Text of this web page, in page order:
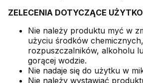
ZELECENIA DOTYCZĄCE
Nie należy produktu myć w
użyciu środków chemicznych,
rozpuszczalników, alkoholu
gorącej wodzie.
Nie nadaje się do użytku w
Nie należy wystawiać